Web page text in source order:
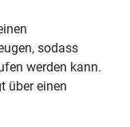
sodass
werden kann.
über einen